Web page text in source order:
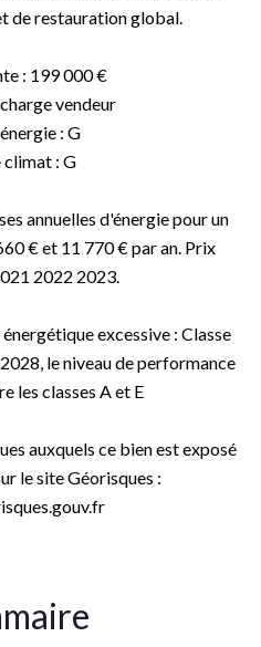
de restauration global.
: 199 000 €
vendeur
: G
climat : G
annuelles d'énergie pour un
€ et 11 770 € par an. Prix
2022 2023.
excessive : Classe
le niveau de performance
les classes A et E
auxquels ce bien est exposé
le site Géorisques :